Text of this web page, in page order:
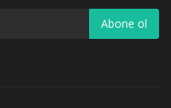
Abone ol